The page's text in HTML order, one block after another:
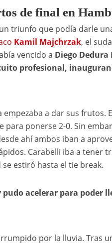
de final en
triunfo que podía darle
Kamil Majchrzak, el
vencido a Diego
profesional,
a dar sus frutos.
ponerse 2-0. Sin
ahí ambos iban a
Carabelli iba a tener
estiró hasta el tie break.
acelerar para poder
por la lluvia. Tras